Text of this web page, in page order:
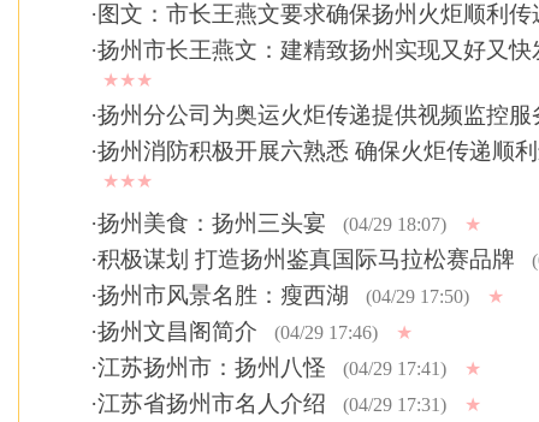
· 图文：市长王燕文要求确保扬州火炬顺利传
·扬州市长王燕文：建精致扬州实现又好又快
★★★
·扬州分公司为奥运火炬传递提供视频监控服
·扬州消防积极开展六熟悉 确保火炬传递顺
★★★
·扬州美食：扬州三头宴 (04/29 18:07) ★
·积极谋划 打造扬州鉴真国际马拉松赛品牌
·扬州市风景名胜：瘦西湖 (04/29 17:50) ★
·扬州文昌阁简介 (04/29 17:46) ★
·江苏扬州市：扬州八怪 (04/29 17:41) ★
·江苏省扬州市名人介绍 (04/29 17:31) ★